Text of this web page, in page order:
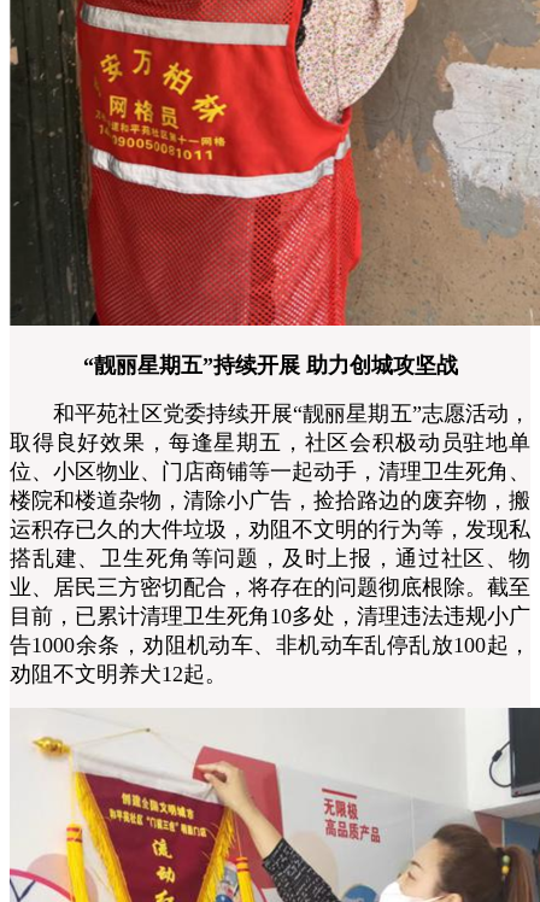
“靓丽星期五”持续开展 助力创城攻坚战
和平苑社区党委持续开展“靓丽星期五”志愿活动，
取得良好效果，每逢星期五，社区会积极动员驻地单
位、小区物业、门店商铺等一起动手，清理卫生死角、
楼院和楼道杂物，清除小广告，捡拾路边的废弃物，搬
运积存已久的大件垃圾，劝阻不文明的行为等，发现私
搭乱建、卫生死角等问题，及时上报，通过社区、物
业、居民三方密切配合，将存在的问题彻底根除。截至
目前，已累计清理卫生死角10多处，清理违法违规小广
告1000余条，劝阻机动车、非机动车乱停乱放100起，
劝阻不文明养犬12起。